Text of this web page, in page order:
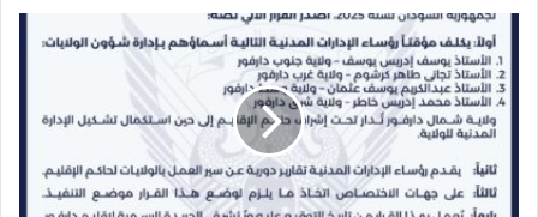
حاكم
دارفور
يفاجئ
الجميع
إداري
مؤقت